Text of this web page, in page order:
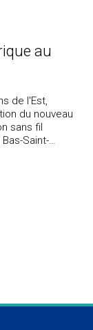
au
de l'Est,
du nouveau
sans fil
Saint-